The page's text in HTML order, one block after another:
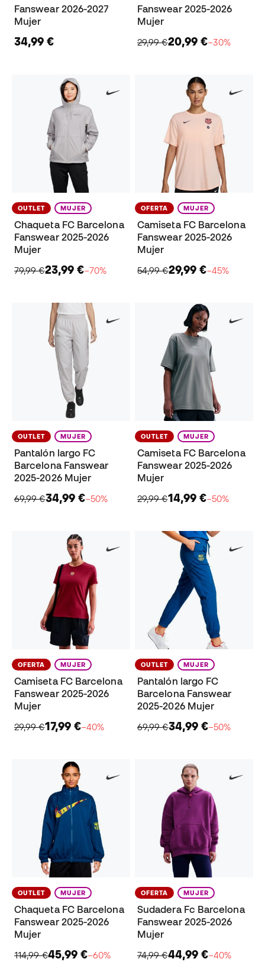
Fanswear 2026-2027
Mujer
34,99 €
Fanswear 2025-2026
Mujer
29,99 €20,99 €−30%
OUTLET MUJER
Chaqueta FC Barcelona
Fanswear 2025-2026
Mujer
79,99 €23,99 €−70%
OFERTA MUJER
Camiseta FC Barcelona
Fanswear 2025-2026
Mujer
54,99 €29,99 €−45%
OUTLET MUJER
Pantalón largo FC
Barcelona Fanswear
2025-2026 Mujer
69,99 €34,99 €−50%
OUTLET MUJER
Camiseta FC Barcelona
Fanswear 2025-2026
Mujer
29,99 €14,99 €−50%
OFERTA MUJER
Camiseta FC Barcelona
Fanswear 2025-2026
Mujer
29,99 €17,99 €−40%
OUTLET MUJER
Pantalón largo FC
Barcelona Fanswear
2025-2026 Mujer
69,99 €34,99 €−50%
OUTLET MUJER
Chaqueta FC Barcelona
Fanswear 2025-2026
Mujer
114,99 €45,99 €−60%
OFERTA MUJER
Sudadera Fc Barcelona
Fanswear 2025-2026
Mujer
74,99 €44,99 €−40%